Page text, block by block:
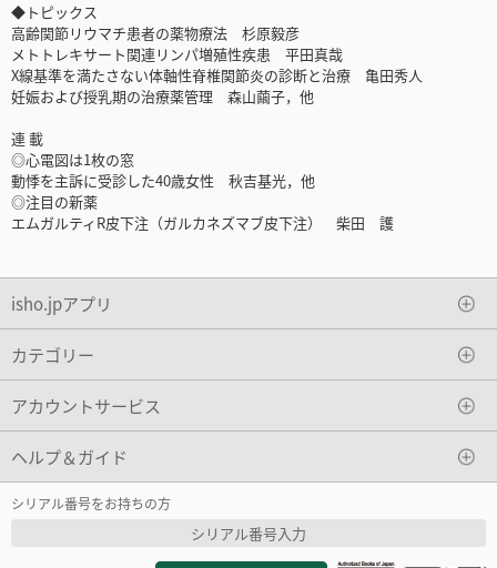
◆トピックス
高齢関節リウマチ患者の薬物療法 杉原毅彦
メトトレキサート関連リンパ増殖性疾患 平田真哉
X線基準を満たさない体軸性脊椎関節炎の診断と治療 亀田秀人
妊娠および授乳期の治療薬管理 森山繭子，他
連 載
◎心電図は1枚の窓
動悸を主訴に受診した40歳女性 秋吉基光，他
◎注目の新薬
エムガルティR皮下注（ガルカネズマブ皮下注） 柴田 護
isho.jpアプリ
カテゴリー
アカウントサービス
ヘルプ＆ガイド
シリアル番号をお持ちの方
シリアル番号入力